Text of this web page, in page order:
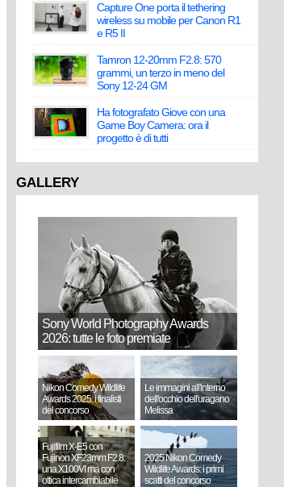
Capture One porta il tethering
wireless su mobile per Canon R1
e R5 II
Tamron 12-20mm F2.8: 570
grammi, un terzo in meno del
Sony 12-24 GM
Ha fotografato Giove con una
Game Boy Camera: ora il
progetto è di tutti
GALLERY
Sony World Photography Awards
2026: tutte le foto premiate
Nikon Comedy Wildlife
Awards 2025: i finalisti
del concorso
Le immagini all'interno
dell'occhio dell'uragano
Melissa
Fujifilm X-E5 con
Fujinon XF23mm F2.8:
una X100VI ma con
ottica intercambiabile
2025 Nikon Comedy
Wildlife Awards: i primi
scatti del concorso